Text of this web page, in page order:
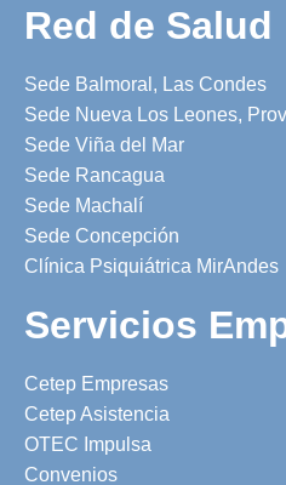
Red de Salud
Sede Balmoral, Las Condes
Sede Nueva Los Leones,
Sede Viña del Mar
Sede Rancagua
Sede Machalí
Sede Concepción
Clínica Psiquiátrica MirAndes
Servicios
Cetep Empresas
Cetep Asistencia
OTEC Impulsa
Convenios